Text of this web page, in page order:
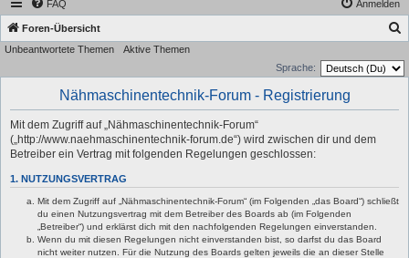
FAQ Anmelden
Foren-Übersicht
Unbeantwortete Themen
Aktive Themen
Sprache:
Nähmaschinentechnik-Forum - Registrierung
Mit dem Zugriff auf „Nähmaschinentechnik-Forum“
(„http://www.naehmaschinentechnik-forum.de“) wird zwischen dir und dem
Betreiber ein Vertrag mit folgenden Regelungen geschlossen:
1. NUTZUNGSVERTRAG
Mit dem Zugriff auf „Nähmaschinentechnik-Forum“ (im Folgenden „das Board“) schließt
du einen Nutzungsvertrag mit dem Betreiber des Boards ab (im Folgenden
„Betreiber“) und erklärst dich mit den nachfolgenden Regelungen einverstanden.
Wenn du mit diesen Regelungen nicht einverstanden bist, so darfst du das Board
nicht weiter nutzen. Für die Nutzung des Boards gelten jeweils die an dieser Stelle